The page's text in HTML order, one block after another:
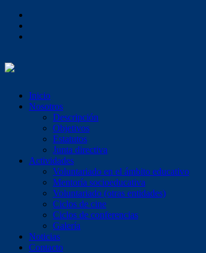
Inicio
Nosotros
Descripción
Objetivos
Estatutos
Junta directiva
Actividades
Voluntariado en el ámbito educativo
Mentoría socioeducativa
Voluntariado (otras entidades)
Ciclos de cine
Ciclos de conferencias
Galería
Noticias
Contacto